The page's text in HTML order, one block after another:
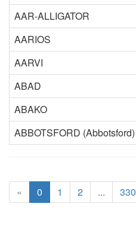
AAR-ALLIGATOR
AARIOS
AARVI
ABAD
ABAKO
ABBOTSFORD (Abbotsford)
« 0 (current)
1 2 ... 330